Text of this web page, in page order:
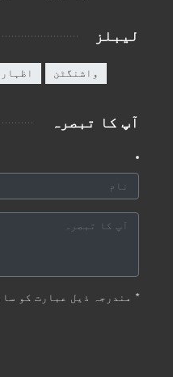
لیبلز
واشنگٹن
آپ کا تبصرہ
* مندرجہ ذیل عبارت کو